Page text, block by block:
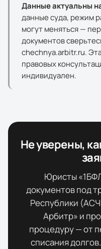
Данные актуальны
данные суда, режим
могут меняться —
документов
chechnya.arbitr.ru.
правовых
индивидуален.
Не уверены,
Юристы
документов под
Республики
Арбитр» и
процедуру — от
списания